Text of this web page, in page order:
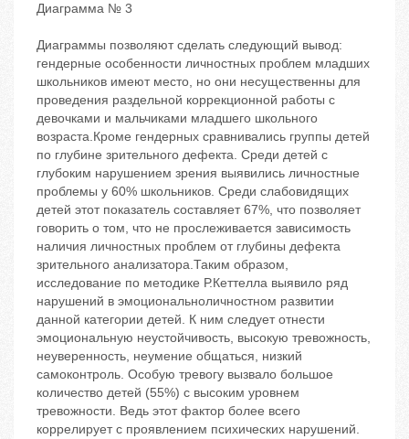
Диаграмма № 3
Диаграммы позволяют сделать следующий вывод:
гендерные особенности личностных проблем младших
школьников имеют место, но они несущественны для
проведения раздельной коррекционной работы с
девочками и мальчиками младшего школьного
возраста.Кроме гендерных сравнивались группы детей
по глубине зрительного дефекта. Среди детей с
глубоким нарушением зрения выявились личностные
проблемы у 60% школьников. Среди слабовидящих
детей этот показатель составляет 67%, что позволяет
говорить о том, что не прослеживается зависимость
наличия личностных проблем от глубины дефекта
зрительного анализатора.Таким образом,
исследование по методике Р.Кеттелла выявило ряд
нарушений в эмоциональноличностном развитии
данной категории детей. К ним следует отнести
эмоциональную неустойчивость, высокую тревожность,
неуверенность, неумение общаться, низкий
самоконтроль. Особую тревогу вызвало большое
количество детей (55%) с высоким уровнем
тревожности. Ведь этот фактор более всего
коррелирует с проявлением психических нарушений.